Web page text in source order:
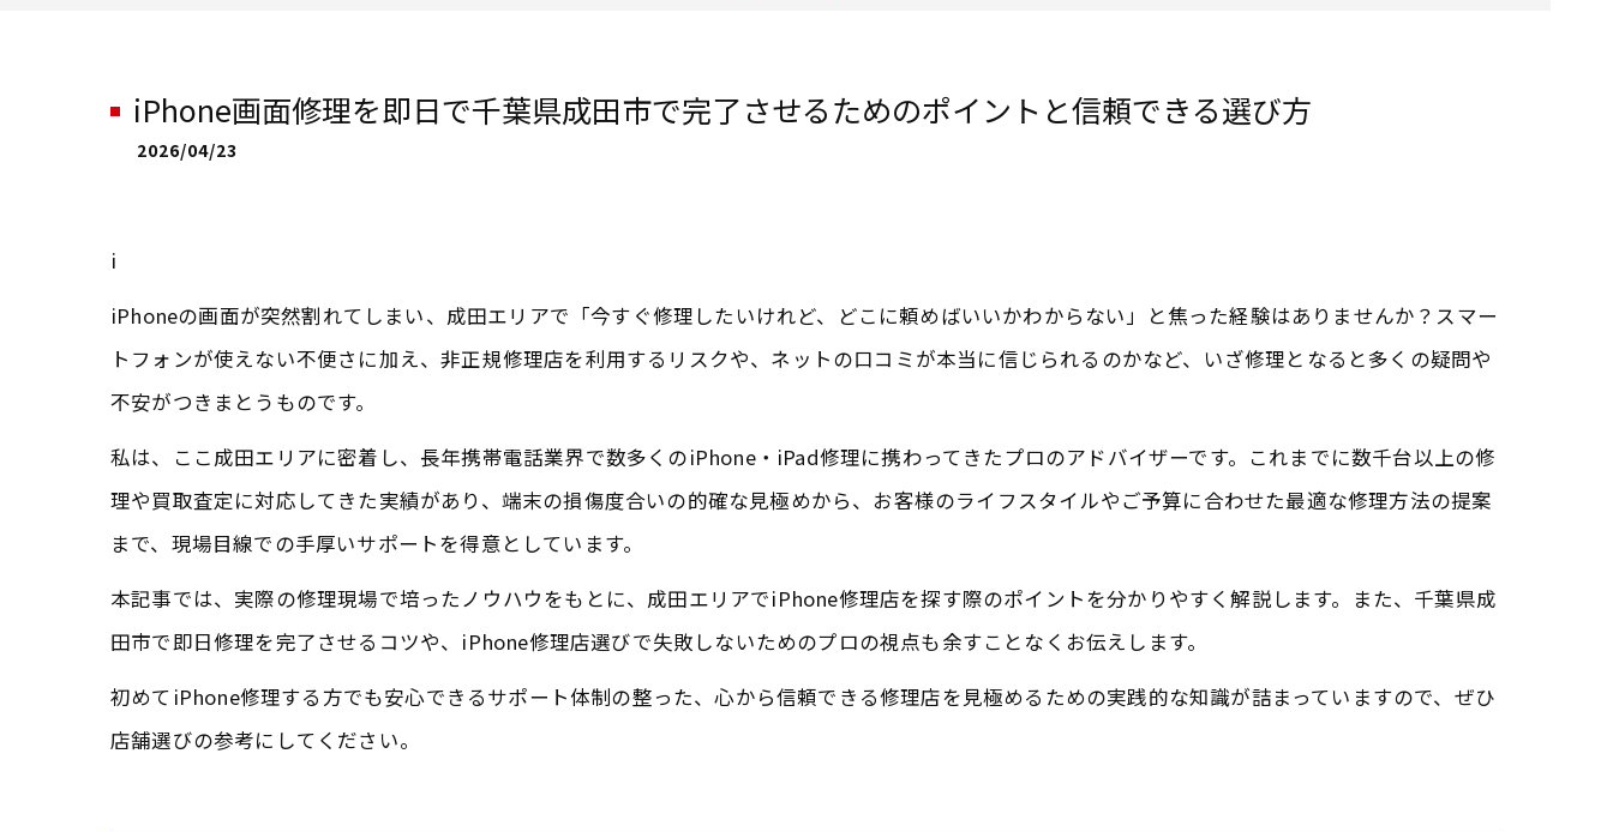
iPhone画面修理を即日で千葉県成田市で完了させるためのポイントと信頼できる選び方
2026/04/23
i
iPhoneの画面が突然割れてしまい、成田エリアで「今すぐ修理したいけれど、どこに頼めばいいかわからない」と焦った経験はありませんか？スマー
トフォンが使えない不便さに加え、非正規修理店を利用するリスクや、ネットの口コミが本当に信じられるのかなど、いざ修理となると多くの疑問や
不安がつきまとうものです。
私は、ここ成田エリアに密着し、長年携帯電話業界で数多くのiPhone・iPad修理に携わってきたプロのアドバイザーです。これまでに数千台以上の修
理や買取査定に対応してきた実績があり、端末の損傷度合いの的確な見極めから、お客様のライフスタイルやご予算に合わせた最適な修理方法の提案
まで、現場目線での手厚いサポートを得意としています。
本記事では、実際の修理現場で培ったノウハウをもとに、成田エリアでiPhone修理店を探す際のポイントを分かりやすく解説します。また、千葉県成
田市で即日修理を完了させるコツや、iPhone修理店選びで失敗しないためのプロの視点も余すことなくお伝えします。
初めてiPhone修理する方でも安心できるサポート体制の整った、心から信頼できる修理店を見極めるための実践的な知識が詰まっていますので、ぜひ
店舗選びの参考にしてください。